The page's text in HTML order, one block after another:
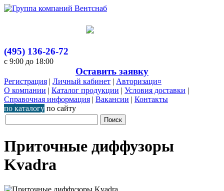
(495) 136-26-72
с 9:00 до 18:00
Оставить заявку
Регистрация | Личный кабинет | Авторизаци¤
О компании | Каталог продукции | Условия доставки |
Справочная информация | Вакансии | Контакты
по каталогу по сайту
Приточные диффузоры
Kvadra